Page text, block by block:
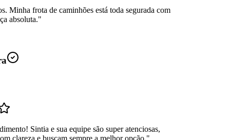
Minha frota de caminhões está toda segurada com
absoluta."
Sintia e sua equipe são super atenciosas,